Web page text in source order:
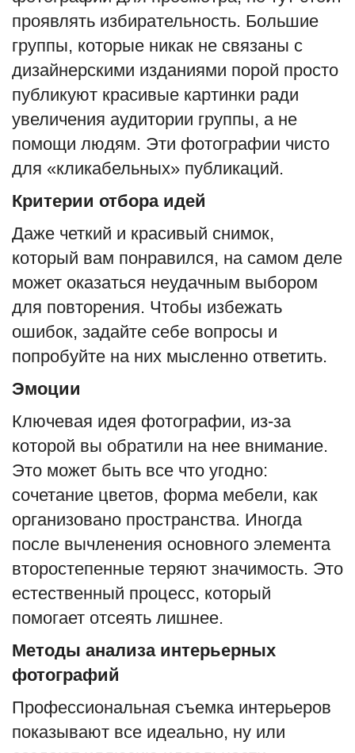
проявлять избирательность. Большие
группы, которые никак не связаны с
дизайнерскими изданиями порой просто
публикуют красивые картинки ради
увеличения аудитории группы, а не
помощи людям. Эти фотографии чисто
для «кликабельных» публикаций.
Критерии отбора идей
Даже четкий и красивый снимок,
который вам понравился, на самом деле
может оказаться неудачным выбором
для повторения. Чтобы избежать
ошибок, задайте себе вопросы и
попробуйте на них мысленно ответить.
Эмоции
Ключевая идея фотографии, из-за
которой вы обратили на нее внимание.
Это может быть все что угодно:
сочетание цветов, форма мебели, как
организовано пространства. Иногда
после вычленения основного элемента
второстепенные теряют значимость. Это
естественный процесс, который
помогает отсеять лишнее.
Методы анализа интерьерных
фотографий
Профессиональная съемка интерьеров
показывают все идеально, ну или